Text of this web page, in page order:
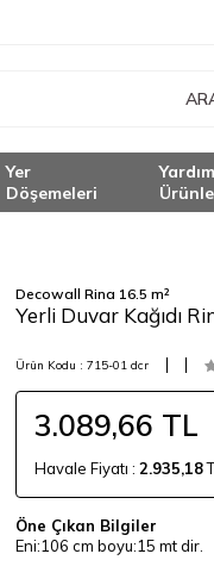
Yer
Döşemeleri
Decowall Rina 16.5 m²
Yerli Duvar Kağıdı
Ürün Kodu : 715-01 dcr
3.089,66 TL
Havale Fiyatı : 2.935,18
Öne Çıkan Bilgiler
Eni:106 cm boyu:15 mt dir.